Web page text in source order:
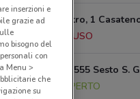
Via San Pietro, 1
CHIUSO
Viale Italia, 555 Sesto S.
11.3 km
APERTO
inserzioni e
grazie ad
bisogno del
con
Menu >
che
su